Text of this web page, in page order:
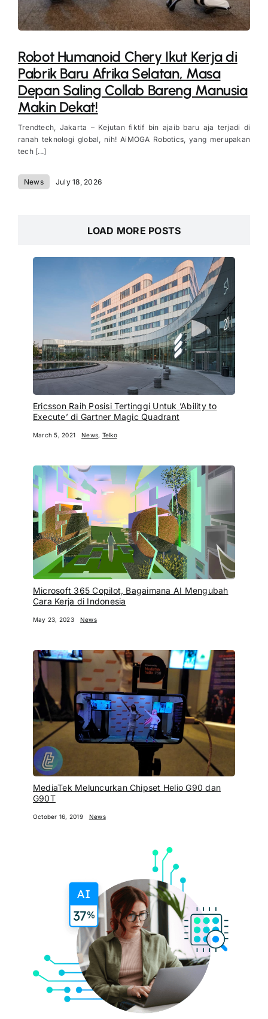
Robot Humanoid Chery Ikut Kerja di
Pabrik Baru Afrika Selatan, Masa
Depan Saling Collab Bareng Manusia
Makin Dekat!
Trendtech, Jakarta – Kejutan fiktif bin ajaib baru aja terjadi di
ranah teknologi global, nih! AiMOGA Robotics, yang merupakan
tech [...]
News July 18, 2026
LOAD MORE POSTS
Ericsson Raih Posisi Tertinggi Untuk ’Ability to
Execute’ di Gartner Magic Quadrant
March 5, 2021 News, Telko
Microsoft 365 Copilot, Bagaimana AI Mengubah
Cara Kerja di Indonesia
May 23, 2023 News
MediaTek Meluncurkan Chipset Helio G90 dan
G90T
October 16, 2019 News